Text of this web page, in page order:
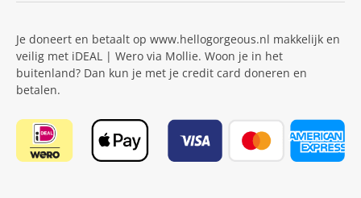
Je doneert en betaalt op www.hellogorgeous.nl makkelijk en
veilig met iDEAL | Wero via Mollie. Woon je in het
buitenland? Dan kun je met je credit card doneren en
betalen.